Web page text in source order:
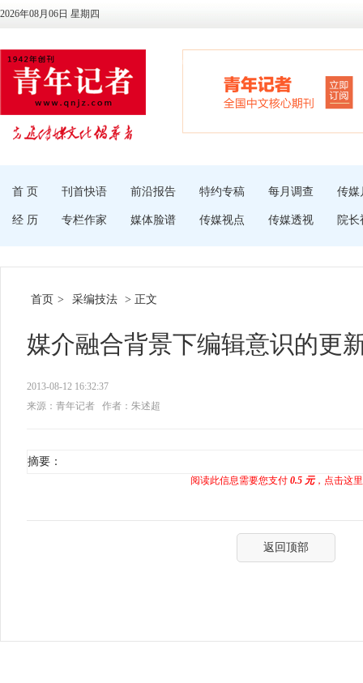
2026年08月06日 星期四
首 页 刊首快语 前沿报告 特约专稿 每月调查 传媒
经 历 专栏作家 媒体脸谱 传媒视点 传媒透视 院长
首页 > 采编技法 > 正文
媒介融合背景下编辑意识的更
2013-08-12 16:32:37
来源：青年记者
作者：朱述超
摘要：
阅读此信息需要您支付 0.5 元，点击这
返回顶部